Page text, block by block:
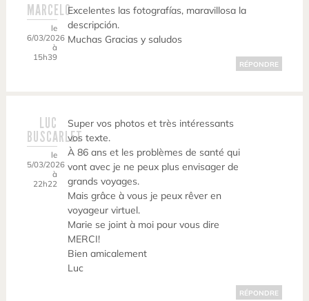
MARCELO
le
6/03/2026
à
15h39
Excelentes las fotografías, maravillosa la
descripción.
Muchas Gracias y saludos
RÉPONDRE
LUC
BUSCARLET
le
5/03/2026
à
22h22
Super vos photos et très intéressants
vos texte.
À 86 ans et les problèmes de santé qui
vont avec je ne peux plus envisager de
grands voyages.
Mais grâce à vous je peux rêver en
voyageur virtuel.
Marie se joint à moi pour vous dire
MERCI!
Bien amicalement
Luc
RÉPONDRE